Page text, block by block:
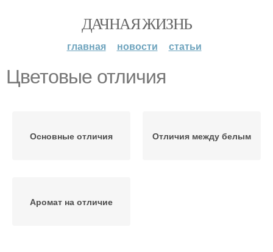
ДАЧНАЯ ЖИЗНЬ
главная новости статьи
Цветовые отличия
Основные отличия Отличия между белым
Аромат на отличие